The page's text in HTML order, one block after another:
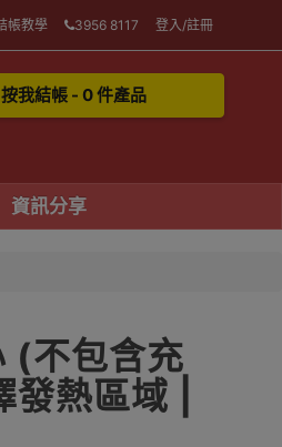
帳教學 3956 8117 登入/註冊
按我結帳 - 0 件產品
資訊分享
(不包含充
熱區域 |